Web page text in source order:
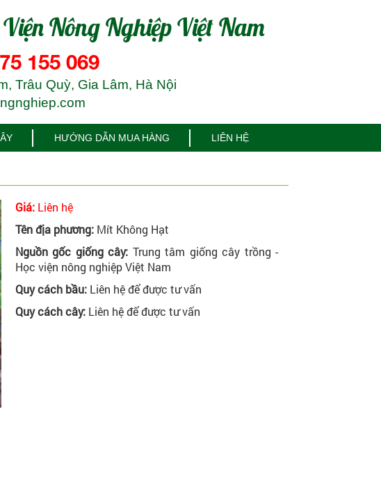
Nông Nghiệp Việt Nam
155 069
Trâu Quỳ, Gia Lâm, Hà Nội
HƯỚNG DẪN MUA HÀNG LIÊN HỆ
Giá: Liên hệ
Tên địa phương: Mít Không Hạt
Nguồn gốc giống cây: Trung tâm giống cây trồng -
Học viện nông nghiệp Việt Nam
Quy cách bầu: Liên hệ để được tư vấn
Quy cách cây:Liên hệ để được tư vấn